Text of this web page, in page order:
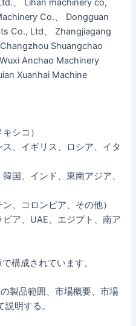
、 Lihan machinery co,
Co.、 Dongguan
Co., Ltd、 Zhangjiagang
Shuangchao
Anchao Machinery
Xuanhai Machine
シコ）
、イギリス、ロシア、イタ
国、インド、東南アジア、
、コロンビア、その他）
ア、UAE、エジプト、南ア
構成されています。
製品範囲、市場概要、市場
明する。